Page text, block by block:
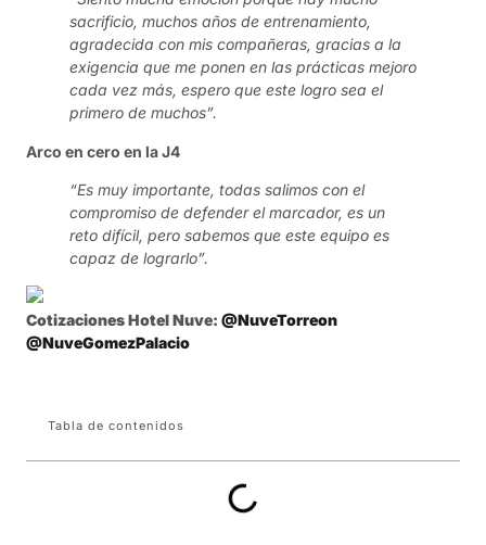
sacrificio, muchos años de entrenamiento,
agradecida con mis compañeras, gracias a la
exigencia que me ponen en las prácticas mejoro
cada vez más, espero que este logro sea el
primero de muchos”.
Arco en cero en la J4
“Es muy importante, todas salimos con el
compromiso de defender el marcador, es un
reto difícil, pero sabemos que este equipo es
capaz de lograrlo”.
Cotizaciones Hotel Nuve: @NuveTorreon
@NuveGomezPalacio
Tabla de contenidos